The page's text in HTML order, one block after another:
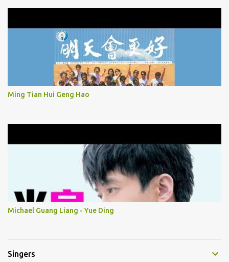
Ming Tian Hui Geng Hao
Michael Guang Liang - Yue Ding
Singers